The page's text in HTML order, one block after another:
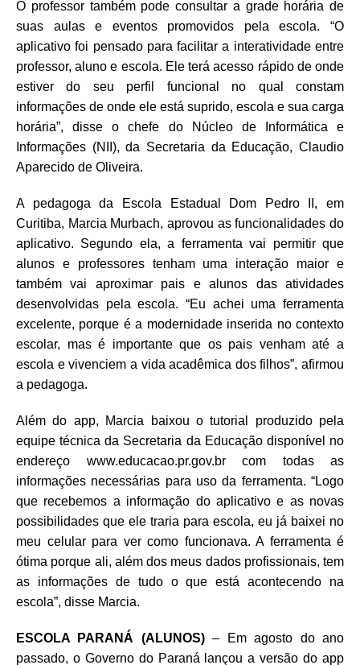
O professor também pode consultar a grade horária de
suas aulas e eventos promovidos pela escola. “O
aplicativo foi pensado para facilitar a interatividade entre
professor, aluno e escola. Ele terá acesso rápido de onde
estiver do seu perfil funcional no qual constam
informações de onde ele está suprido, escola e sua carga
horária”, disse o chefe do Núcleo de Informática e
Informações (NII), da Secretaria da Educação, Claudio
Aparecido de Oliveira.
A pedagoga da Escola Estadual Dom Pedro II, em
Curitiba, Marcia Murbach, aprovou as funcionalidades do
aplicativo. Segundo ela, a ferramenta vai permitir que
alunos e professores tenham uma interação maior e
também vai aproximar pais e alunos das atividades
desenvolvidas pela escola. “Eu achei uma ferramenta
excelente, porque é a modernidade inserida no contexto
escolar, mas é importante que os pais venham até a
escola e vivenciem a vida acadêmica dos filhos”, afirmou
a pedagoga.
Além do app, Marcia baixou o tutorial produzido pela
equipe técnica da Secretaria da Educação disponível no
endereço www.educacao.pr.gov.br com todas as
informações necessárias para uso da ferramenta. “Logo
que recebemos a informação do aplicativo e as novas
possibilidades que ele traria para escola, eu já baixei no
meu celular para ver como funcionava. A ferramenta é
ótima porque ali, além dos meus dados profissionais, tem
as informações de tudo o que está acontecendo na
escola”, disse Marcia.
ESCOLA PARANÁ (ALUNOS)– Em agosto do ano
passado, o Governo do Paraná lançou a versão do app